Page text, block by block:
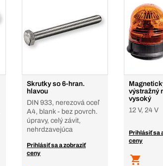
Skrutky so 6-hran.
hlavou
DIN 933, nerezová oceľ
A4, blank - bez povrch.
úpravy, celý závit,
nehrdzavejúca
Prihlásiť sa a zobraziť
ceny
výstražný
vysoký
12 V, 24 V
Prihlásiť sa
ceny